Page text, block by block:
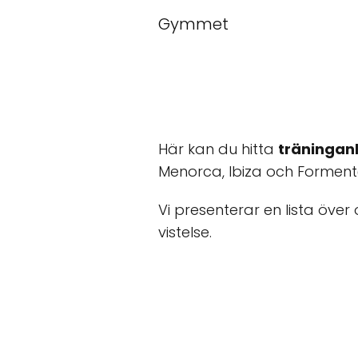
Gymmet
Här kan du hitta
Menorca, Ibiza och
Vi presenterar en lista över
vistelse.